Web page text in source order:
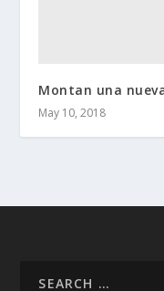
Montan una
May 10, 2018